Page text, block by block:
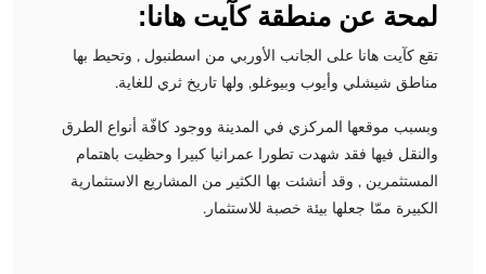
لمحة عن منطقة كآيت هانا:
تقع كآيت هانا على الجانب الأوربي من اسطنبول , وتحيط بها
مناطق شيشلي وأيوب وبيوغلو, ولها تاريخ ثري للغاية.
وبسبب موقعها المركزي في المدينة ووجود كافّة أنواع الطرق
والنقل فيها فقد شهدت تطورا عمرانيا كبيرا وحظيت باهتمام
المستثمرين , وقد أنشئت بها الكثير من المشاريع الاستثمارية
الكبيرة ممّا جعلها بيئة خصبة للاستثمار.